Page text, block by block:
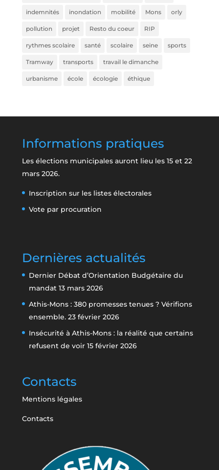
indemnités inondation mobilité Mons orly
pollution projet Resto du coeur RIP
rythmes scolaire santé scolaire seine sports
Tramway transports travail le dimanche
urbanisme école écologie éthique
Informations pratiques
Les élections municipales auront lieu les 15 et 22
mars 2026.
Inscription sur les listes électorales
Vote par procuration
Dernières actualités
Dernier Débat d’Orientation Budgétaire du
mandat 13 mars 2026
Athis-Mons : 380 promesses tenues ? Vérifions
ensemble. 23 février 2026
Insécurité à Athis-Mons : la réalité que certains
refusent de voir 15 février 2026
Contacts
Mentions légales
Contacts